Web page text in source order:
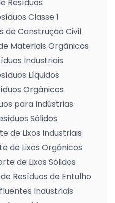
Classe 1
de Construção Civil
Materiais Orgânicos
Industriais
Líquidos
Orgânicos
para Indústrias
Sólidos
de Lixos Industriais
de Lixos Orgânicos
de Lixos Sólidos
Resíduos de Entulho
Industriais